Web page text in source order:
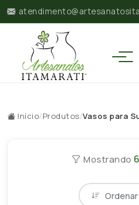
Início/Produtos/Vasos para
Mostrando
Ordenar: